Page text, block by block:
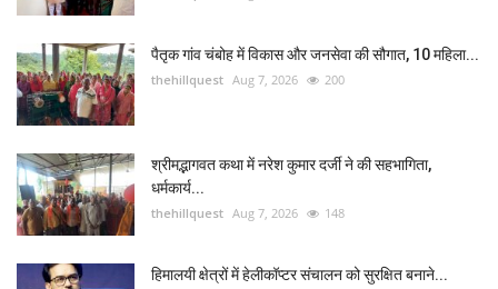
पैतृक गांव चंबोह में विकास और जनसेवा की सौगात, 10 महिला...
thehillquest Aug 7, 2026 200
श्रीमद्भागवत कथा में नरेश कुमार दर्जी ने की सहभागिता,
धर्मकार्य...
thehillquest Aug 7, 2026 148
हिमालयी क्षेत्रों में हेलीकॉप्टर संचालन को सुरक्षित बनाने...